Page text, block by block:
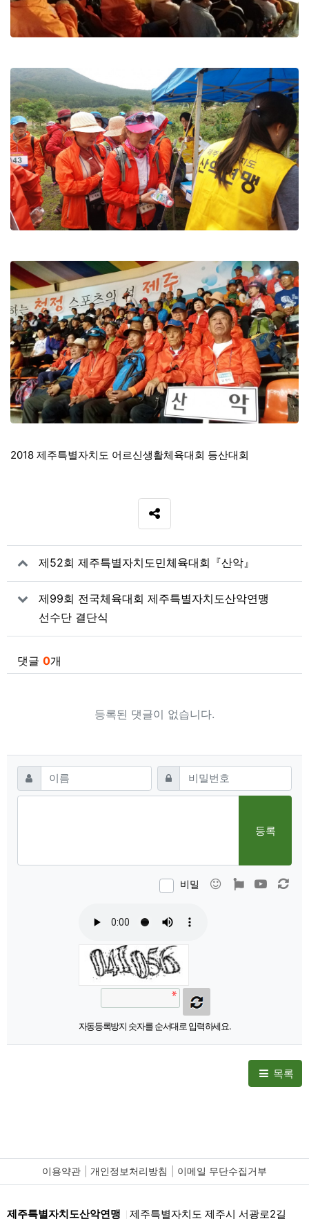
2018 제주특별자치도 어르신생활체육대회 등산대회
SNS 공유
관련자료
제52회 제주특별자치도민체육대회『산악』
제99회 전국체육대회 제주특별자치도산악연맹
선수단 결단식
댓글 0개
등록된 댓글이 없습니다.
댓글쓰기
이름 필수 비밀번호필수
등록
비밀 이모티콘폰트어썸
동영상
자동등록방지 숫자를 순서대로 입력하세요.
목록
이용약관 개인정보처리방침 이메일 무단수집거부
제주특별자치도산악연맹 제주특별자치도 제주시 서광로2길